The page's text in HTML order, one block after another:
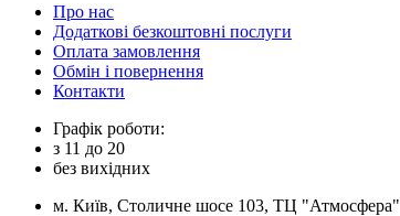
Про нас
Додаткові безкоштовні послуги
Оплата замовлення
Обмін і повернення
Контакти
Графік роботи:
з 11 до 20
без вихідних
м. Київ, Столичне шосе 103, ТЦ "Атмосфера"